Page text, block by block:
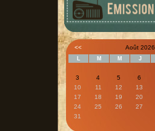
<< Août 2026
L M M J
3
4 5 6
10
11 12 13
17
18 19 20
24
25 26 27
31